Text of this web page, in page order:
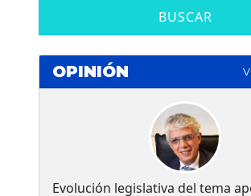
BUSCAR
OPINIÓN
Evolución legislativa del tema